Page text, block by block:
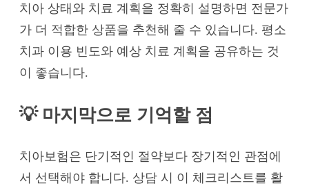
치아 상태와 치료 계획을 정확히 설명하면 전문가
가 더 적합한 상품을 추천해 줄 수 있습니다. 평소
치과 이용 빈도와 예상 치료 계획을 공유하는 것
이 좋습니다.
💡 마지막으로 기억할 점
치아보험은 단기적인 절약보다 장기적인 관점에
서 선택해야 합니다. 상담 시 이 체크리스트를 활